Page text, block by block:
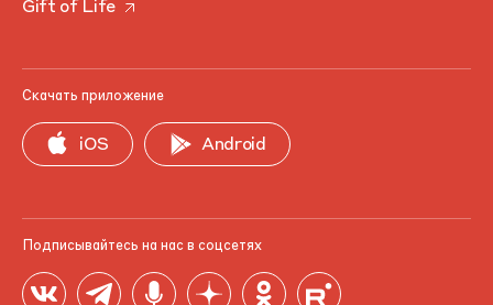
Gift of Life
Скачать приложение
iOS Android
Подписывайтесь на нас в соцсетях